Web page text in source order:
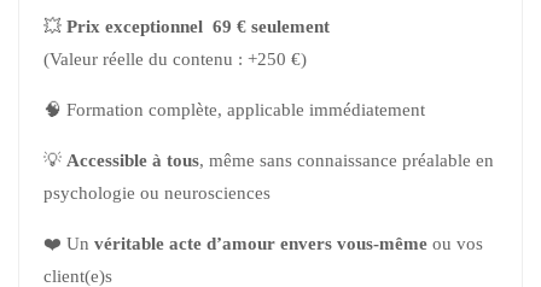
💥 Prix exceptionnel 69 € seulement
(Valeur réelle du contenu : +250 €)
🧠 Formation complète, applicable immédiatement
💡 Accessible à tous, même sans connaissance préalable en
psychologie ou neurosciences
❤️ Un véritable acte d’amour envers vous-même ou vos
client(e)s